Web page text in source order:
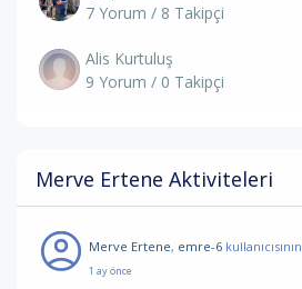
7 Yorum / 8 Takipçi
Alis Kurtuluş
9 Yorum / 0 Takipçi
Merve Ertene Aktiviteleri
Merve Ertene, emre-6 kullanıcısının
1 ay önce